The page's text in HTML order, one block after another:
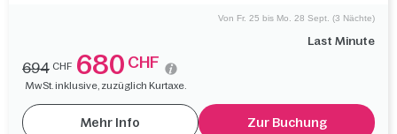
Last Minute
Von Fr. 25 bis Mo. 28 Sept. (3 Nächte)
694 CHF 680 CHF
MwSt. inklusive, zuzüglich Kurtaxe.
Mehr Info Zur Buchung